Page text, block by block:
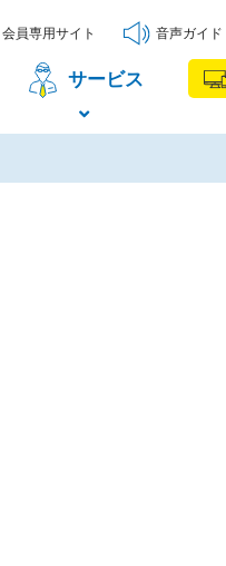
サービス
会員専用サイト 音声ガイド